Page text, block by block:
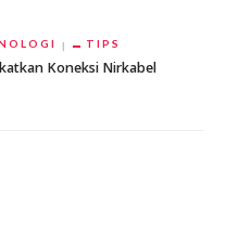
TIPS
Koneksi Nirkabel